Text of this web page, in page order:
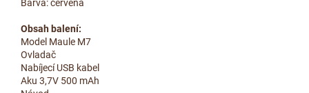
Barva: červená
Obsah balení:
Model Maule M7
Ovladač
Nabíjecí USB kabel
Aku 3,7V 500 mAh